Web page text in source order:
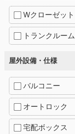
Wクローゼット
トランクルーム
屋外設備・仕様
バルコニー
オートロック
宅配ボックス